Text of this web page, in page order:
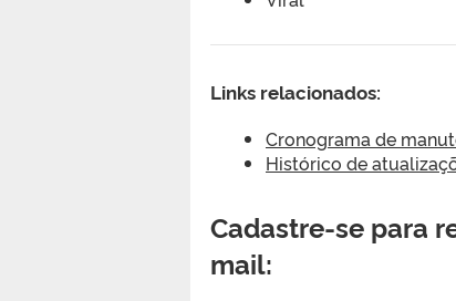
Links relacionados:
Cronograma de
Histórico de
Cadastre-se para
mail: